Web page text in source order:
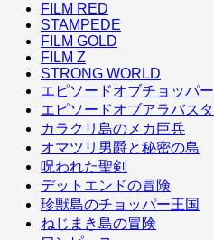
FILM RED
STAMPEDE
FILM GOLD
FILM Z
STRONG WORLD
エピソードオブチョッパー
エピソードオブアラバスタ
カラクリ島のメカ巨兵
オマツリ男爵と秘密の島
呪われた聖剣
デットエンドの冒険
珍獣島のチョッパー王国
ねじまき島の冒険